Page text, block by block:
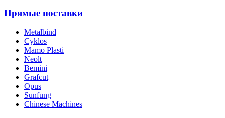
Прямые поставки
Metalbind
Cyklos
Mamo Plasti
Neolt
Bemini
Grafcut
Opus
Sunfung
Chinese Machines